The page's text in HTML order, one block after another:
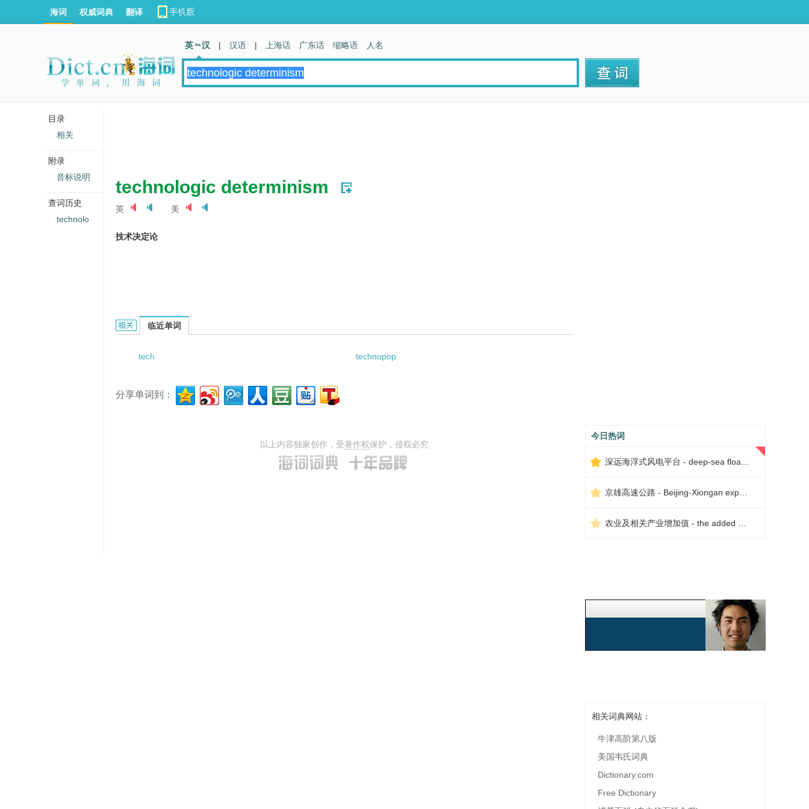
technologic determinism
英 美
技术决定论
technologic determinism的相关资料：
临近单词
tech technopop
分享单词到：
以上内容独家创作，受著作权保护，侵权必究
今日热词
相关词典网站：
牛津高阶第八版
美国韦氏词典
Dictionary.com
Free Dictionary
海词 权威词典 翻译
英 汉 | 汉语 | 上海话 广东话 缩略语 人名
目录
相关
附录
音标说明
查词历史
technolo